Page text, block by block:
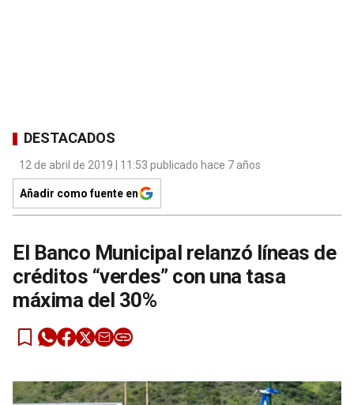
DESTACADOS
12 de abril de 2019 | 11:53 publicado hace 7 años
Añadir como fuente en
El Banco Municipal relanzó líneas de
créditos “verdes” con una tasa
máxima del 30%